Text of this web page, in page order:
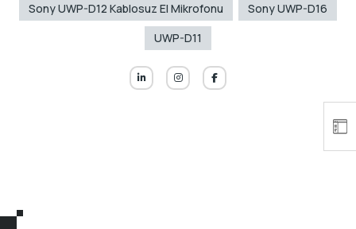
Sony UWP-D12 Kablosuz El Mikrofonu
Sony UWP-D16
UWP-D11